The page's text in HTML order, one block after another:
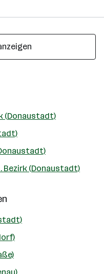
(Donaustadt)
Bezirk (Donaustadt)